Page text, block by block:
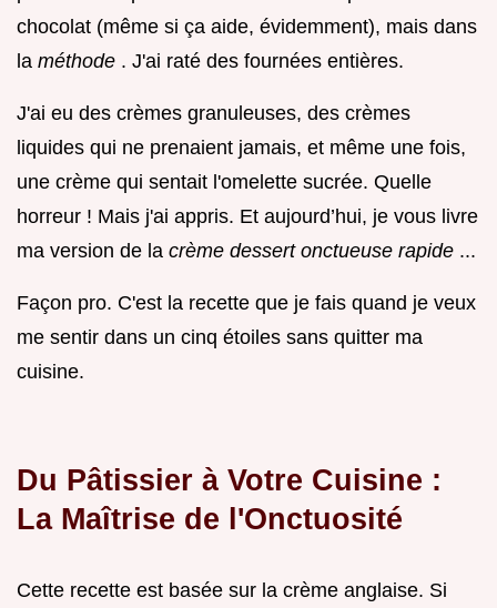
chocolat (même si ça aide, évidemment), mais dans
la méthode . J'ai raté des fournées entières.
J'ai eu des crèmes granuleuses, des crèmes
liquides qui ne prenaient jamais, et même une fois,
une crème qui sentait l'omelette sucrée. Quelle
horreur ! Mais j'ai appris. Et aujourd’hui, je vous livre
ma version de la crème dessert onctueuse rapide ...
Façon pro. C'est la recette que je fais quand je veux
me sentir dans un cinq étoiles sans quitter ma
cuisine.
Du Pâtissier à Votre Cuisine :
La Maîtrise de l'Onctuosité
Cette recette est basée sur la crème anglaise. Si